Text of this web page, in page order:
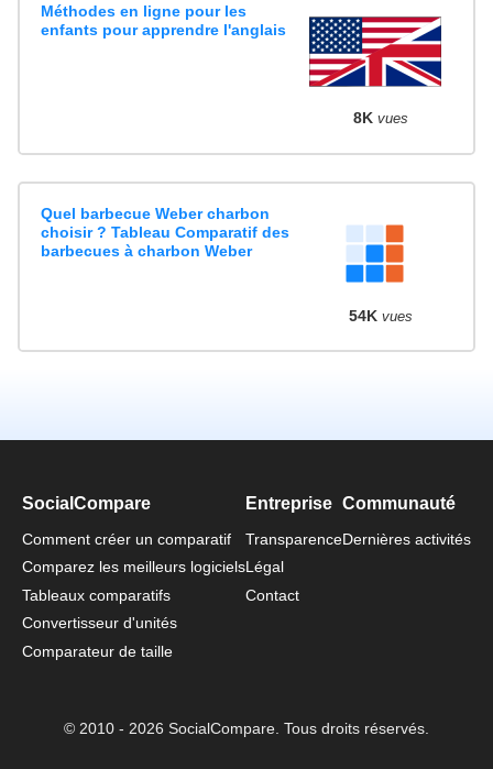
Méthodes en ligne pour les
enfants pour apprendre l'anglais
8K vues
Quel barbecue Weber charbon
choisir ? Tableau Comparatif des
barbecues à charbon Weber
54K vues
SocialCompare
Comment créer un comparatif
Comparez les meilleurs logiciels
Tableaux comparatifs
Convertisseur d'unités
Comparateur de taille
Entreprise
Transparence
Légal
Contact
Communauté
Dernières activités
© 2010 - 2026 SocialCompare. Tous droits réservés.